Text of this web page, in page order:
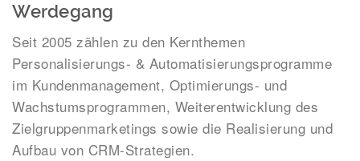
Werdegang
Seit 2005 zählen zu den Kernthemen
Personalisierungs- & Automatisierungsprogramme
im Kundenmanagement, Optimierungs- und
Wachstumsprogrammen, Weiterentwicklung des
Zielgruppenmarketings sowie die Realisierung und
Aufbau von CRM-Strategien.